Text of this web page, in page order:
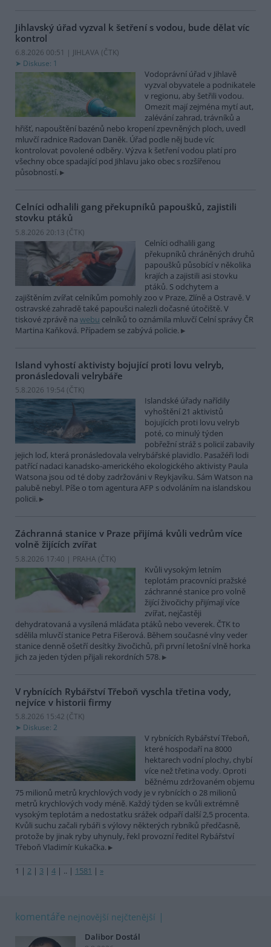
Jihlavský úřad vyzval k šetření s vodou, bude dělat víc
kontrol
6.8.2026 00:51 | JIHLAVA (ČTK)
Diskuse: 1
Vodoprávní úřad v Jihlavě
vyzval obyvatele a podnikatele
v regionu, aby šetřili vodou.
Omezit mají zejména mytí aut,
zalévání zahrad, trávníků a
hřišť, napouštění bazénů nebo kropení zpevněných ploch, uvedl
mluvčí radnice Radovan Daněk. Úřad podle něj bude víc
kontrolovat povolené odběry. Výzva k šetření vodou platí pro
všechny obce spadající pod Jihlavu jako obec s rozšířenou
působností.
Celníci odhalili gang překupníků papoušků, zajistili
stovku ptáků
5.8.2026 20:13 (ČTK)
Celníci odhalili gang
překupníků chráněných druhů
papoušků působící v několika
krajích a zajistili asi stovku
ptáků. S odchytem a
zajištěním zvířat celníkům pomohly zoo v Praze, Zlíně a Ostravě. V
ostravské zahradě také papoušci nalezli dočasné útočiště. V
tiskové zprávě na webu celníků to oznámila mluvčí Celní správy ČR
Martina Kaňková. Případem se zabývá policie.
Island vyhostí aktivisty bojující proti lovu velryb,
pronásledovali velrybáře
5.8.2026 19:54 (ČTK)
Islandské úřady nařídily
vyhoštění 21 aktivistů
bojujících proti lovu velryb
poté, co minulý týden
pobřežní stráž s policií zabavily
jejich loď, která pronásledovala velrybářské plavidlo. Pasažéři lodi
patřící nadaci kanadsko-amerického ekologického aktivisty Paula
Watsona jsou od té doby zadržováni v Reykjavíku. Sám Watson na
palubě nebyl. Píše o tom agentura AFP s odvoláním na islandskou
policii.
Záchranná stanice v Praze přijímá kvůli vedrům více
volně žijících zvířat
5.8.2026 17:40 | PRAHA (ČTK)
Kvůli vysokým letním
teplotám pracovníci pražské
záchranné stanice pro volně
žijící živočichy přijímají více
zvířat, nejčastěji
dehydratovaná a vysílená mláďata ptáků nebo veverek. ČTK to
sdělila mluvčí stanice Petra Fišerová. Během současné vlny veder
stanice denně ošetří desítky živočichů, při první letošní vlně horka
jich za jeden týden přijali rekordních 578.
V rybnících Rybářství Třeboň vyschla třetina vody,
nejvíce v historii firmy
5.8.2026 15:42 (ČTK)
Diskuse: 2
V rybnících Rybářství Třeboň,
které hospodaří na 8000
hektarech vodní plochy, chybí
více než třetina vody. Oproti
běžnému zdržovaném objemu
75 milionů metrů krychlových vody je v rybnících o 28 milionů
metrů krychlových vody méně. Každý týden se kvůli extrémně
vysokým teplotám a nedostatku srážek odpaří další 2,5 procenta.
Kvůli suchu začali rybáři s výlovy některých rybníků předčasně,
protože by jinak ryby uhynuly, řekl provozní ředitel Rybářství
Třeboň Vladimír Kukačka.
1 | 2 | 3 | 4 | .. | 1581 | »
komentáře nejnovější nejčtenější
Dalibor Dostál